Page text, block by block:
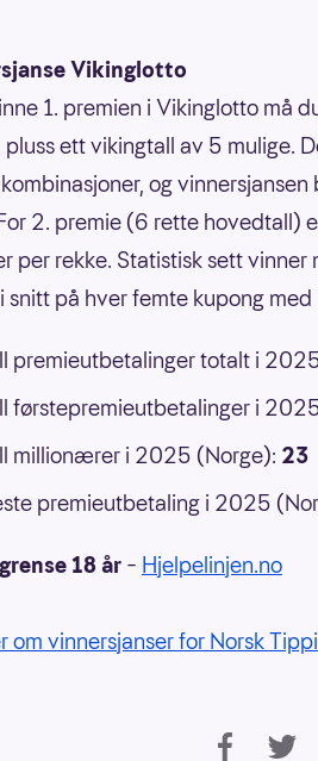
Vikinglotto
1. premien i Vikinglotto må
pluss ett vikingtall av 5 mulige.
og
2. premie (6 rette hovedtall)
per rekke. Statistisk sett
snitt på hver femte kupong med
premieutbetalinger totalt i
førstepremieutbetalinger i
millionærer i 2025 (Norge): 23
premieutbetaling i 2025
18 år – Hjelpelinjen.no
om vinnersjanser for Norsk